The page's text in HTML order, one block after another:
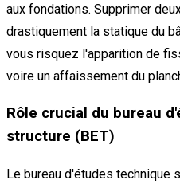
aux fondations. Supprimer
drastiquement la statique du
vous risquez l'apparition de
voire un affaissement du
Rôle crucial du bureau
structure (BET)
Le bureau d'études technique